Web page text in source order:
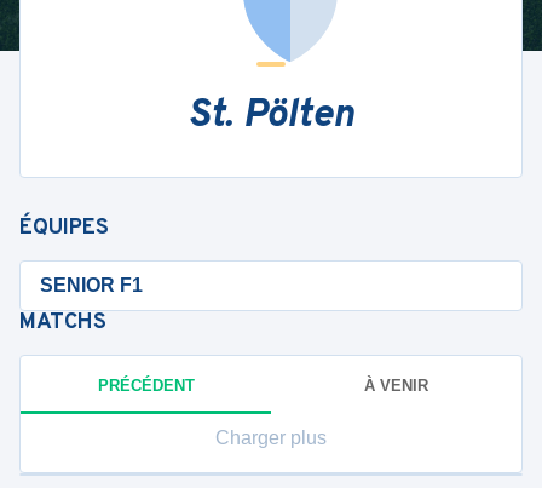
St. Pölten
ÉQUIPES
SENIOR F1
MATCHS
PRÉCÉDENT À VENIR
Charger plus